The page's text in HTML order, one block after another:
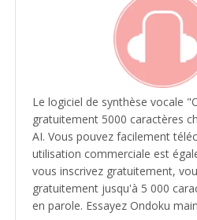
Le logiciel de synthèse vocale
gratuitement 5000 caractères
AI. Vous pouvez facilement
utilisation commerciale est
vous inscrivez gratuitement,
gratuitement jusqu'à 5 000
en parole. Essayez Ondoku